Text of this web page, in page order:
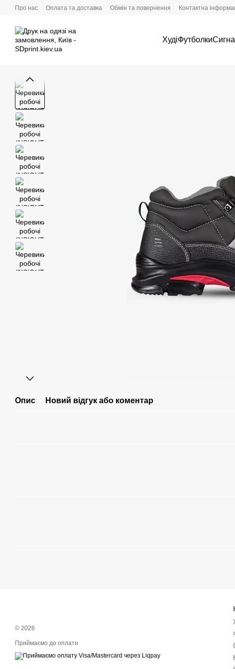
Перейти до основного контенту
Про нас Оплата та доставка Обмін та повернення Контактна
ХудіФутболки
Опис Новий відгук або коментар
© 2026
Приймаємо до оплати